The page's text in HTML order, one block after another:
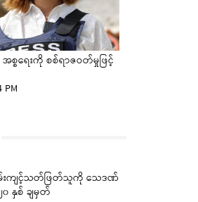
စရေးကို စစ်ရာဇဝတ်မှုဖြင့်
PM
မ်းကျင့်သတ်ဖြတ်သူကို သေဒဏ်
နှစ် ချမှတ်